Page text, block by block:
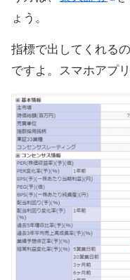
ょう。
指標で出してくれる
ですよ。スマホアプ